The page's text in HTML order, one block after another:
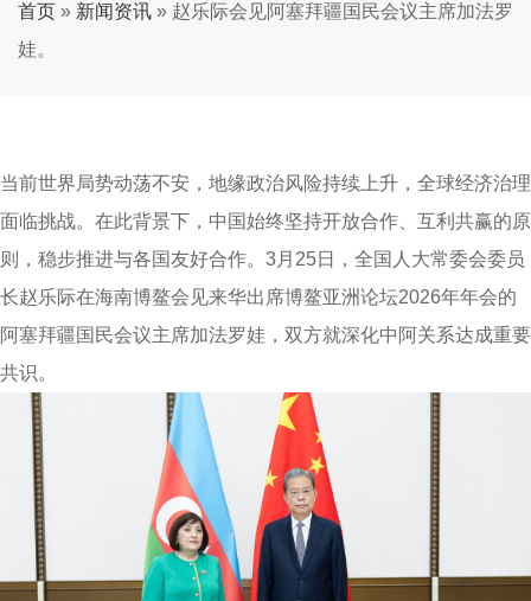
首页 » 新闻资讯 » 赵乐际会见阿塞拜疆国民会议主席加法罗
娃。
当前世界局势动荡不安，地缘政治风险持续上升，全球经济治理
面临挑战。在此背景下，中国始终坚持开放合作、互利共赢的原
则，稳步推进与各国友好合作。3月25日，全国人大常委会委员
长赵乐际在海南博鳌会见来华出席博鳌亚洲论坛2026年年会的
阿塞拜疆国民会议主席加法罗娃，双方就深化中阿关系达成重要
共识。